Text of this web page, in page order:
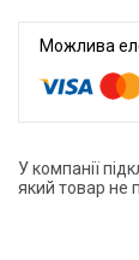
У компанії
який товар не